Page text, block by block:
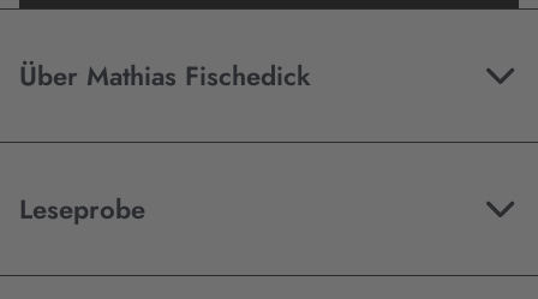
Mehr Informationen
Akzeptieren
Über Mathias Fischedick
Leseprobe